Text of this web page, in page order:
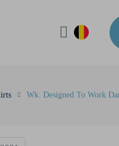
Wk. Designed To Work